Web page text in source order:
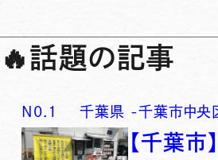
🔥話題の記事
N0. 1 千葉県 -千葉市中央
【千葉市